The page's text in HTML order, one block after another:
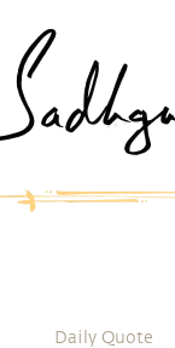
Daily Quote